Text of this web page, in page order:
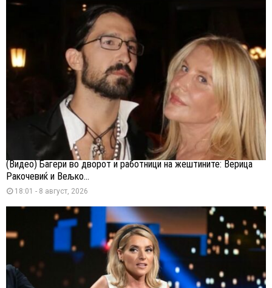
(Видео) Багери во дворот и работници на жештините: Верица
Ракочевиќ и Вељко...
18:01 - 8 август, 2026